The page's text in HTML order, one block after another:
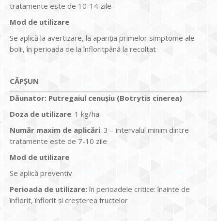
tratamente este de 10-14 zile
Mod de utilizare
Se aplică la avertizare, la apariţia primelor simptome ale
bolii, în perioada de la înfloritpână la recoltat
CĂPȘUN
Dăunator: Putregaiul cenușiu (Botrytis cinerea)
Doza de utilizare: 1 kg/ha
Număr maxim de aplicări: 3 – intervalul minim dintre
tratamente este de 7-10 zile
Mod de utilizare
Se aplică preventiv
Perioada de utilizare:în perioadele critice: înainte de
înflorit, înflorit și creșterea fructelor